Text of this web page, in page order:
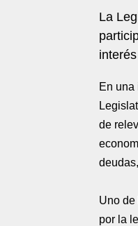
La
En
de
Uno
por la